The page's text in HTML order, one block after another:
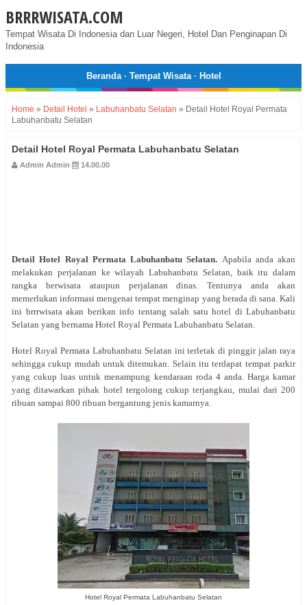
BRRRWISATA.COM
Tempat Wisata Di Indonesia dan Luar Negeri, Hotel Dan Penginapan Di
Indonesia
Beranda· Tempat Wisata· Hotel
Home » Detail Hotel » Labuhanbatu Selatan » Detail Hotel Royal Permata
Labuhanbatu Selatan
Detail Hotel Royal Permata Labuhanbatu Selatan
Admin Admin 14.00.00
Detail Hotel Royal Permata Labuhanbatu Selatan. Apabila anda akan
melakukan perjalanan ke wilayah Labuhanbatu Selatan, baik itu dalam
rangka berwisata ataupun perjalanan dinas. Tentunya anda akan
memerlukan informasi mengenai tempat menginap yang berada di sana. Kali
ini brrrwisata akan berikan info tentang salah satu hotel di Labuhanbatu
Selatan yang bernama Hotel Royal Permata Labuhanbatu Selatan.
Hotel Royal Permata Labuhanbatu Selatan ini terletak di pinggir jalan raya
sehingga cukup mudah untuk ditemukan. Selain itu terdapat tempat parkir
yang cukup luas untuk menampung kendaraan roda 4 anda. Harga kamar
yang ditawarkan pihak hotel tergolong cukup terjangkau, mulai dari 200
ribuan sampai 800 ribuan bergantung jenis kamarnya.
Hotel Royal Permata Labuhanbatu Selatan